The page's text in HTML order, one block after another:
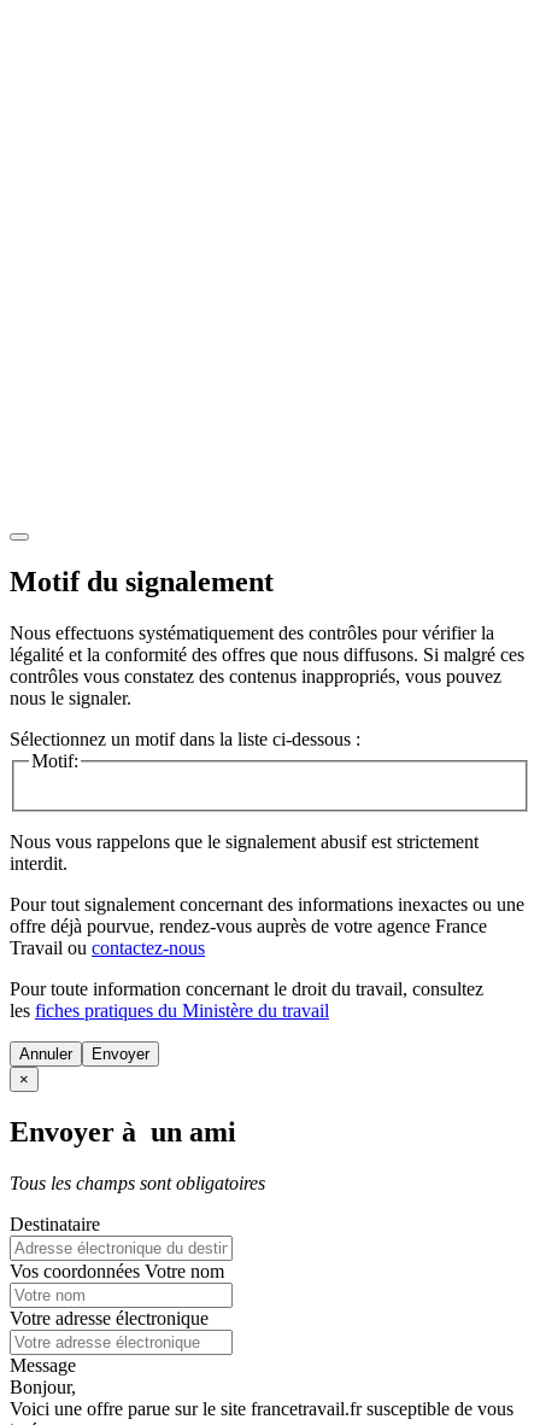
Motif du signalement
Nous effectuons systématiquement des contrôles pour vérifier la
légalité et la conformité des offres que nous diffusons. Si malgré ces
contrôles vous constatez des contenus inappropriés, vous pouvez
nous le signaler.
Sélectionnez un motif dans la liste ci-dessous :
Motif:
Nous vous rappelons que le signalement abusif est strictement
interdit.
Pour tout signalement concernant des informations inexactes ou une
offre déjà pourvue, rendez-vous auprès de votre agence France
Travail ou contactez-nous
Pour toute information concernant le droit du travail, consultez
les fiches pratiques du Ministère du travail
Annuler
×
Envoyer à un ami
Tous les champs sont obligatoires
Destinataire
Vos coordonnées Votre nom
Votre adresse électronique
Message
Bonjour,
Voici une offre parue sur le site francetravail.fr susceptible de vous